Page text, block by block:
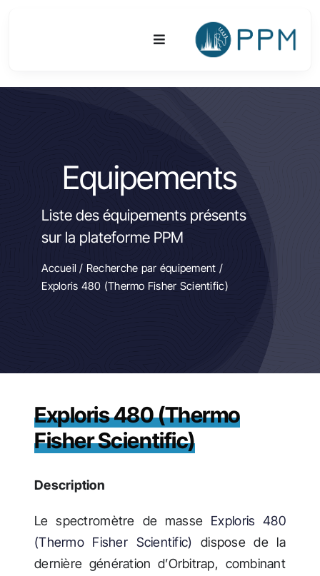
Toggle
Navigation
Equipements & Technologies
R&D
Equipements
Liste des équipements présents
sur la plateforme PPM
Accueil / Recherche par équipement /
Exploris 480 (Thermo Fisher Scientific)
Exploris 480 (Thermo
Fisher Scientific)
Description
Le spectromètre de masse Exploris 480
(Thermo Fisher Scientific) dispose de la
dernière génération d’Orbitrap, combinant